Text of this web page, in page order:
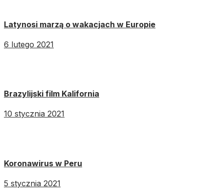
Latynosi marzą o wakacjach w Europie
6 lutego 2021
Brazylijski film Kalifornia
10 stycznia 2021
Koronawirus w Peru
5 stycznia 2021